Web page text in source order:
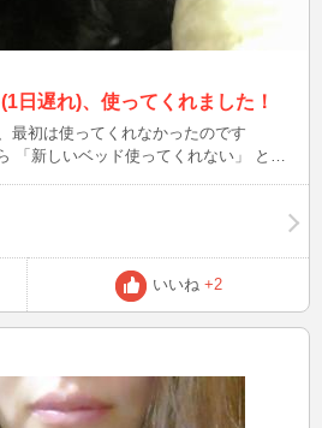
日遅れ)、使ってくれました！
最初は使ってくれなかったのです
♪
いいね +2